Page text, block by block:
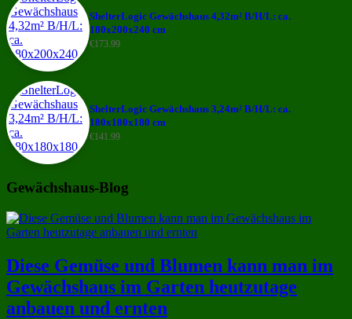
ShelterLogic Gewächshaus 4,32m² B/H/L: ca.
180x200x240 cm
€173.99
ShelterLogic Gewächshaus 3,24m² B/H/L: ca.
180x180x180 cm
€141.99
Gewächshaus-Blog
Diese Gemüse und Blumen kann man im
Gewächshaus im Garten heutzutage
anbauen und ernten